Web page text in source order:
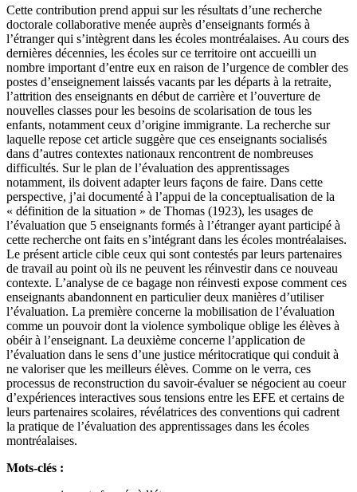
Cette contribution prend appui sur les résultats d’une recherche
doctorale collaborative menée auprès d’enseignants formés à
l’étranger qui s’intègrent dans les écoles montréalaises. Au cours des
dernières décennies, les écoles sur ce territoire ont accueilli un
nombre important d’entre eux en raison de l’urgence de combler des
postes d’enseignement laissés vacants par les départs à la retraite,
l’attrition des enseignants en début de carrière et l’ouverture de
nouvelles classes pour les besoins de scolarisation de tous les
enfants, notamment ceux d’origine immigrante. La recherche sur
laquelle repose cet article suggère que ces enseignants socialisés
dans d’autres contextes nationaux rencontrent de nombreuses
difficultés. Sur le plan de l’évaluation des apprentissages
notamment, ils doivent adapter leurs façons de faire. Dans cette
perspective, j’ai documenté à l’appui de la conceptualisation de la
« définition de la situation » de Thomas (1923), les usages de
l’évaluation que 5 enseignants formés à l’étranger ayant participé à
cette recherche ont faits en s’intégrant dans les écoles montréalaises.
Le présent article cible ceux qui sont contestés par leurs partenaires
de travail au point où ils ne peuvent les réinvestir dans ce nouveau
contexte. L’analyse de ce bagage non réinvesti expose comment ces
enseignants abandonnent en particulier deux manières d’utiliser
l’évaluation. La première concerne la mobilisation de l’évaluation
comme un pouvoir dont la violence symbolique oblige les élèves à
obéir à l’enseignant. La deuxième concerne l’application de
l’évaluation dans le sens d’une justice méritocratique qui conduit à
ne valoriser que les meilleurs élèves. Comme on le verra, ces
processus de reconstruction du savoir-évaluer se négocient au coeur
d’expériences interactives sous tensions entre les EFE et certains de
leurs partenaires scolaires, révélatrices des conventions qui cadrent
la pratique de l’évaluation des apprentissages dans les écoles
montréalaises.
Mots-clés :